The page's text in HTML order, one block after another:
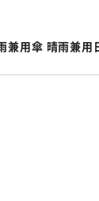
用傘 晴雨兼